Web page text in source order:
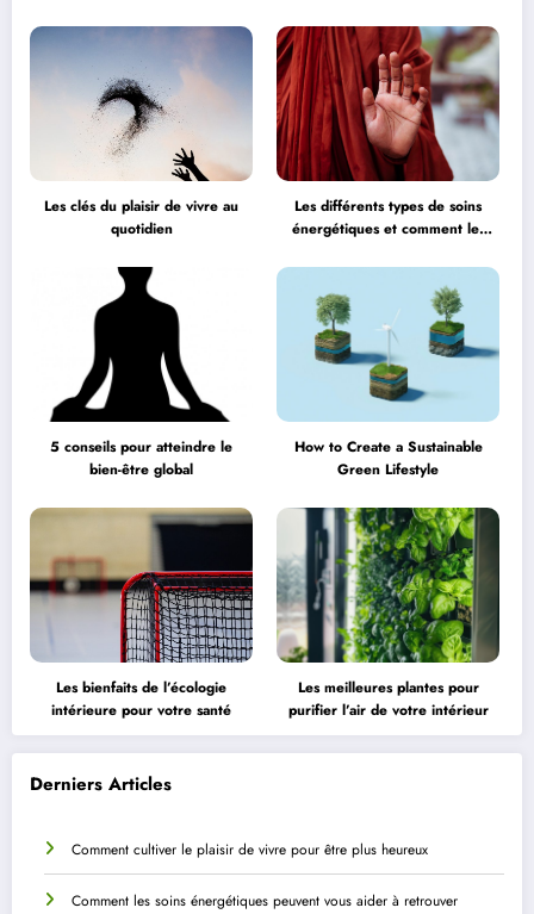
Les clés du plaisir de vivre au
quotidien
Les différents types de soins
énergétiques et comment les
5 conseils pour atteindre le
bien-être global
How to Create a Sustainable
Green Lifestyle
Les bienfaits de l’écologie
intérieure pour votre santé
Les meilleures plantes pour
purifier l’air de votre intérieur
Derniers Articles
Comment cultiver le plaisir de vivre pour être plus heureux
Comment les soins énergétiques peuvent vous aider à retrouver